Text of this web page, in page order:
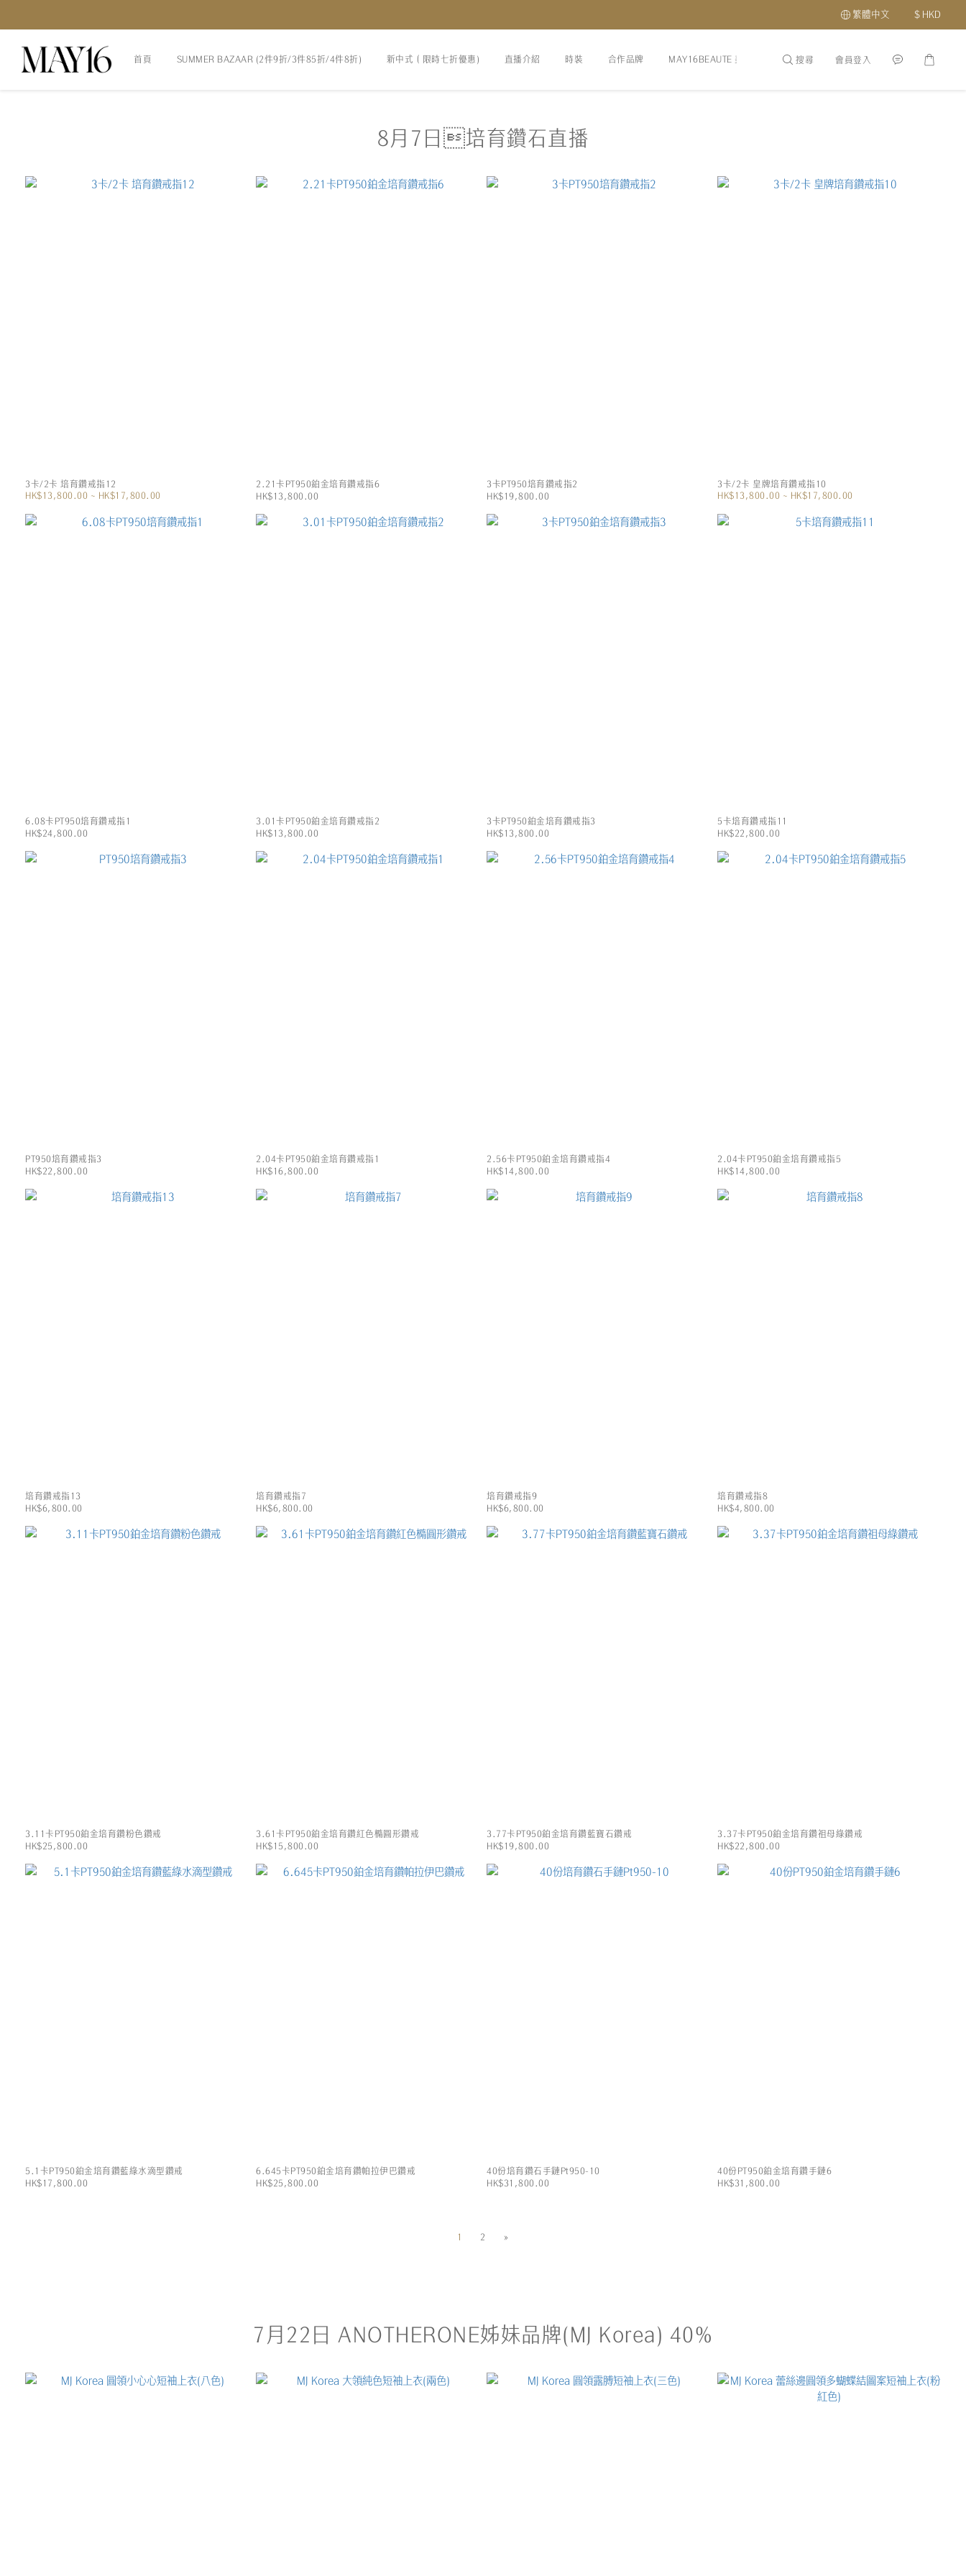
繁體中文 $ HKD
首頁 SUMMER BAZAAR (2件9折/3件85折/4件8折) 新中式（限時七折優惠) 直播介紹 時裝 合作品牌 MAY16BEAUTE 美容 頭髮頭皮護理 護膚品 最新優惠及會
搜尋 會員登入
8月7日培育鑽石直播
3卡/2卡 培育鑽戒指12
HK$13,800.00 ~ HK$17,800.00
2.21卡PT950鉑金培育鑽戒指6
HK$13,800.00
3卡PT950培育鑽戒指2
HK$19,800.00
3卡/2卡 皇牌培育鑽戒指10
HK$13,800.00 ~ HK$17,800.00
6.08卡PT950培育鑽戒指1
HK$24,800.00
3.01卡PT950鉑金培育鑽戒指2
HK$13,800.00
3卡PT950鉑金培育鑽戒指3
HK$13,800.00
5卡培育鑽戒指11
HK$22,800.00
PT950培育鑽戒指3
HK$22,800.00
2.04卡PT950鉑金培育鑽戒指1
HK$16,800.00
2.56卡PT950鉑金培育鑽戒指4
HK$14,800.00
2.04卡PT950鉑金培育鑽戒指5
HK$14,800.00
培育鑽戒指13
HK$6,800.00
培育鑽戒指7
HK$6,800.00
培育鑽戒指9
HK$6,800.00
培育鑽戒指8
HK$4,800.00
3.11卡PT950鉑金培育鑽粉色鑽戒
HK$25,800.00
3.61卡PT950鉑金培育鑽紅色橢圓形鑽戒
HK$15,800.00
3.77卡PT950鉑金培育鑽藍寶石鑽戒
HK$19,800.00
3.37卡PT950鉑金培育鑽祖母綠鑽戒
HK$22,800.00
5.1卡PT950鉑金培育鑽藍綠水滴型鑽戒
HK$17,800.00
6.645卡PT950鉑金培育鑽帕拉伊巴鑽戒
HK$25,800.00
40份培育鑽石手鏈Pt950-10
HK$31,800.00
40份PT950鉑金培育鑽手鏈6
HK$31,800.00
1 2 »
7月22日 ANOTHERONE姊妹品牌(MJ Korea) 40%